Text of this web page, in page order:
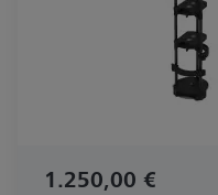
1.250,00 €